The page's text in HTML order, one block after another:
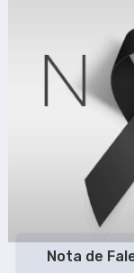
Nota de